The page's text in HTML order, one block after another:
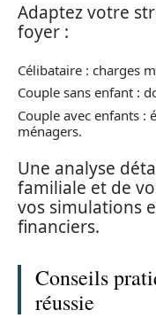
Adaptez votre
foyer :
Célibataire : charges
Couple sans enfant :
Couple avec enfants :
ménagers.
Une analyse
familiale et de
vos simulations
financiers.
Conseils
réussie